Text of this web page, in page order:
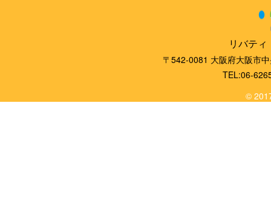
リバテ
〒542-0081 大阪府大阪市
TEL:06-
©